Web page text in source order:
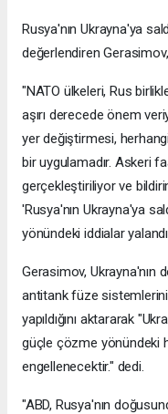
Rusya'nın Ukrayna'ya
değerlendiren
"NATO ülkeleri, Rus
aşırı derecede önem
yer değiştirmesi,
bir uygulamadır. Askeri
gerçekleştiriliyor ve
'Rusya'nın Ukrayna'ya
yönündeki iddialar
Gerasimov, Ukrayna'nın
antitank füze
yapıldığını aktararak
güçle çözme yönündeki
engellenecektir." dedi.
"ABD, Rusya'nın